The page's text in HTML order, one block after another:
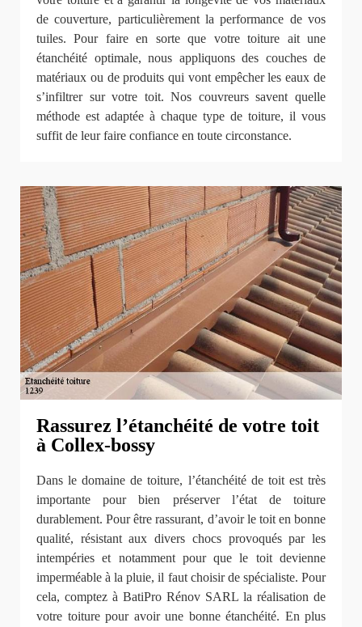
de couverture, particulièrement la performance de vos
tuiles. Pour faire en sorte que votre toiture ait une
étanchéité optimale, nous appliquons des couches de
matériaux ou de produits qui vont empêcher les eaux de
s’infiltrer sur votre toit. Nos couvreurs savent quelle
méthode est adaptée à chaque type de toiture, il vous
suffit de leur faire confiance en toute circonstance.
Rassurez l’étanchéité de votre toit
à Collex-bossy
Dans le domaine de toiture, l’étanchéité de toit est très
importante pour bien préserver l’état de toiture
durablement. Pour être rassurant, d’avoir le toit en bonne
qualité, résistant aux divers chocs provoqués par les
intempéries et notamment pour que le toit devienne
imperméable à la pluie, il faut choisir de spécialiste. Pour
cela, comptez à BatiPro Rénov SARL la réalisation de
votre toiture pour avoir une bonne étanchéité. En plus